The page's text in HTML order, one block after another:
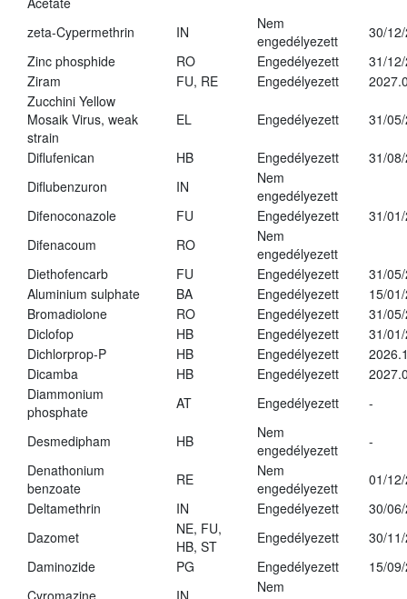
zeta-Cypermethrin IN
Nem
engedélyezett
30/
Zinc phosphide
RO Engedélyezett
31/
Ziram
FU, RE Engedélyezett
Zucchini Yellow
Mosaik Virus, weak
strain
EL Engedélyezett 31/
Diflufenican HB Engedélyezett
31/
Diflubenzuron
IN
Nem
engedélyezett
Difenoconazole
FU Engedélyezett
31/
Difenacoum
RO
Nem
engedélyezett
Diethofencarb
FU Engedélyezett
31/
Aluminium sulphate
BA Engedélyezett
15/
Bromadiolone
RO Engedélyezett
31/
Diclofop
HB Engedélyezett
31/
Dichlorprop-P
HB Engedélyezett
Dicamba
HB Engedélyezett
Diammonium
phosphate
AT Engedélyezett -
Desmedipham HB
Nem
engedélyezett
-
Denathonium
benzoate
RE
Nem
engedélyezett
01/
Deltamethrin
IN Engedélyezett
30/
Dazomet
NE, FU,
HB, ST
Engedélyezett
30/
Daminozide
PG Engedélyezett
15/
Nem